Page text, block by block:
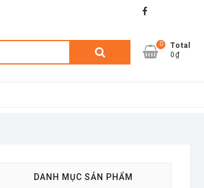
facebook
0
Total
0₫
DANH MỤC SẢN PHẨM